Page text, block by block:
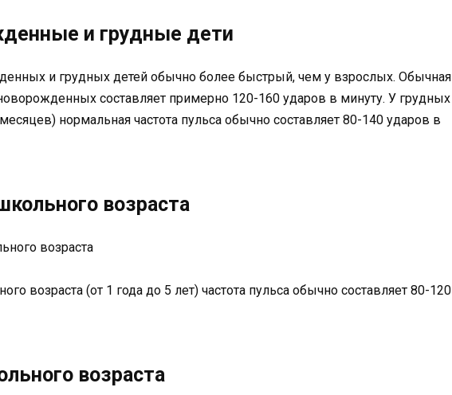
и грудные дети
и грудных детей обычно более быстрый, чем у взрослых. Обычная
новорожденных составляет примерно 120-160 ударов в минуту. У грудных
нормальная частота пульса обычно составляет 80-140 ударов в
возраста
возраста (от 1 года до 5 лет) частота пульса обычно составляет 80-120
возраста